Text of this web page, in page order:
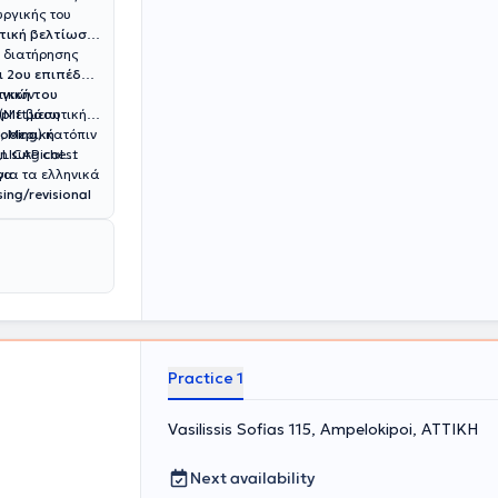
του
βελτίωση
διατήρησης
επιπέδου
βάση
Μερική
chest
revisional
του
) κατόπιν
surgical
Practice 1
Vasilissis Sofias 115, Ampelokipoi, ΑΤΤΙΚΗ
Next availability